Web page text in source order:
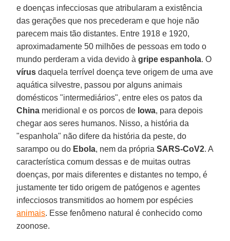
e doenças infecciosas que atribularam a existência
das gerações que nos precederam e que hoje não
parecem mais tão distantes. Entre 1918 e 1920,
aproximadamente 50 milhões de pessoas em todo o
mundo perderam a vida devido àgripe espanhola. O
vírus daquela terrível doença teve origem de uma ave
aquática silvestre, passou por alguns animais
domésticos "intermediários", entre eles os patos da
China meridional e os porcos de Iowa, para depois
chegar aos seres humanos. Nisso, a história da
"espanhola" não difere da história da peste, do
sarampo ou do Ebola, nem da própriaSARS-CoV2. A
característica comum dessas e de muitas outras
doenças, por mais diferentes e distantes no tempo, é
justamente ter tido origem de patógenos e agentes
infecciosos transmitidos ao homem por espécies
animais. Esse fenômeno natural é conhecido como
zoonose.